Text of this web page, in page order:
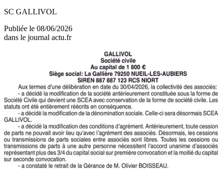
SC GALLIVOL
Publiée le 08/06/2026
dans le journal actu.fr